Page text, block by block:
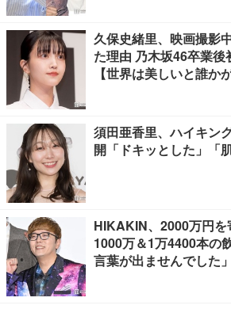
久保史緒里、映画撮影
た理由 乃木坂46卒業後
【世界は美しいと誰か
須田亜香里、ハイキン
開「ドキッとした」「
HIKAKIN、2000万円を
1000万＆1万4400本の
言葉が出ませんでした」